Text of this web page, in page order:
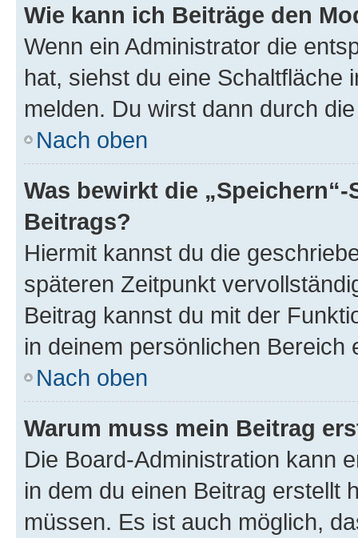
Wie kann ich Beiträge den
Wenn ein Administrator die
hat, siehst du eine Schaltfläche
melden. Du wirst dann durch
Nach oben
Was bewirkt die
Beitrags?
Hiermit kannst du die
späteren Zeitpunkt
Beitrag kannst du mit der
in deinem persönlichen Bereich
Nach oben
Warum muss mein Beitrag
Die Board-Administration kann
in dem du einen Beitrag erstellt
müssen. Es ist auch möglich,